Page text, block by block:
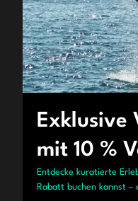
Exklusive
mit 10 %
Entdecke kuratierte
Rabatt buchen kannst –